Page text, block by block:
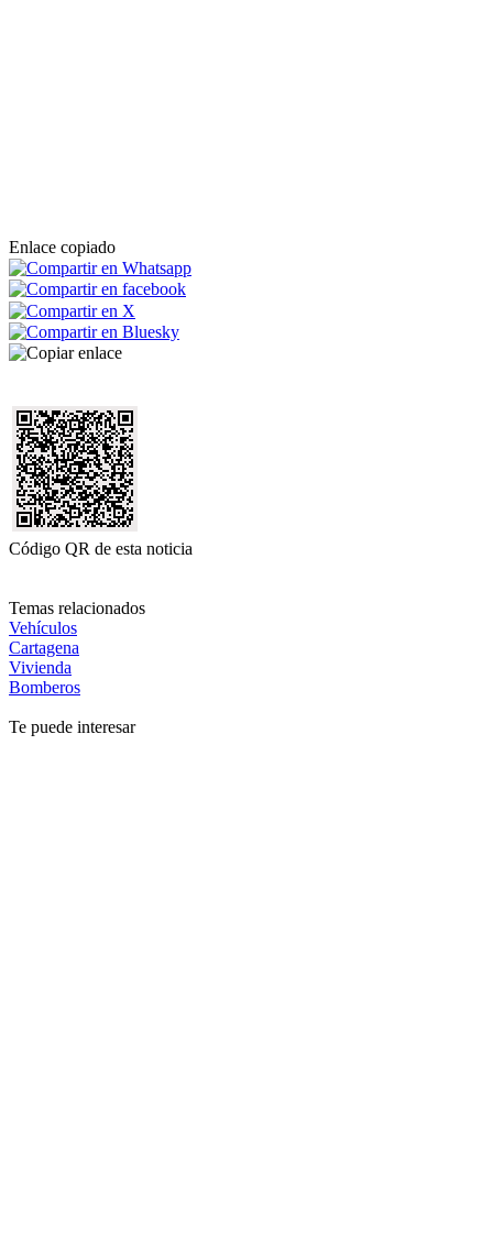
Enlace copiado
Código QR de esta noticia
Temas relacionados
Vehículos
Cartagena
Vivienda
Bomberos
Te puede interesar